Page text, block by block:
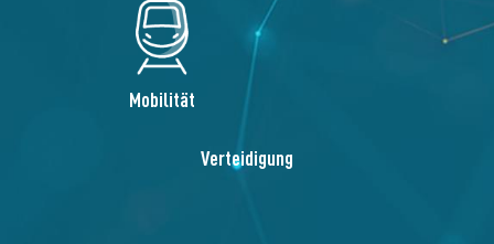
Mobilität
Verteidigung